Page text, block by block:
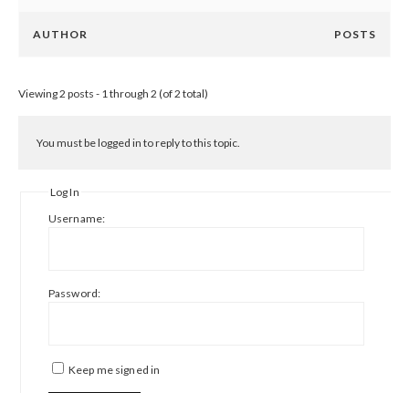
AUTHOR POSTS
Viewing 2 posts - 1 through 2 (of 2 total)
You must be logged in to reply to this topic.
Log In
Username:
Password:
Keep me signed in